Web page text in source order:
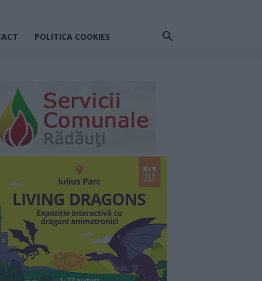
POLITICA COOKIES